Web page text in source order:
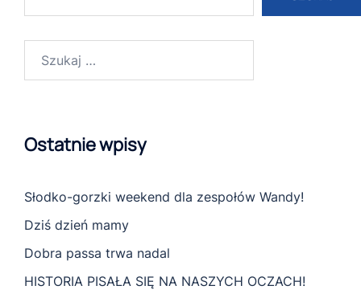
Ostatnie wpisy
Słodko-gorzki weekend dla zespołów Wandy!
Dziś dzień mamy
Dobra passa trwa nadal
HISTORIA PISAŁA SIĘ NA NASZYCH OCZACH!